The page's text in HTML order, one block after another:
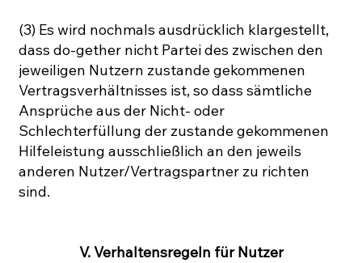
(3) Es wird nochmals ausdrücklich klargestellt,
dass do-gether nicht Partei des zwischen den
jeweiligen Nutzern zustande gekommenen
Vertragsverhältnisses ist, so dass sämtliche
Ansprüche aus der Nicht- oder
Schlechterfüllung der zustande gekommenen
Hilfeleistung ausschließlich an den jeweils
anderen Nutzer/Vertragspartner zu richten
sind.
V. Verhaltensregeln für Nutzer